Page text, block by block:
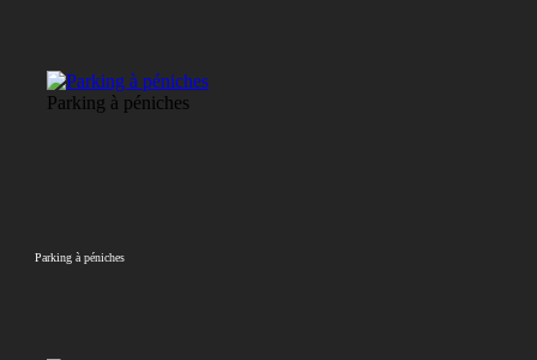
Parking à péniches
Parking à péniches